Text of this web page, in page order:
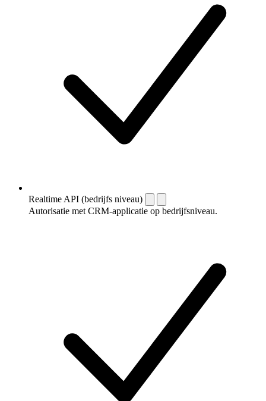
Realtime API (bedrijfs niveau)
Autorisatie met CRM-applicatie op bedrijfsniveau.